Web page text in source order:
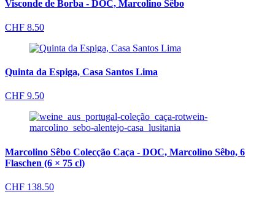
Visconde de Borba - DOC, Marcolino Sêbo
CHF 8.50
Quinta da Espiga, Casa Santos Lima
CHF 9.50
Marcolino Sêbo Colecção Caça - DOC, Marcolino Sêbo, 6
Flaschen (6 × 75 cl)
CHF 138.50